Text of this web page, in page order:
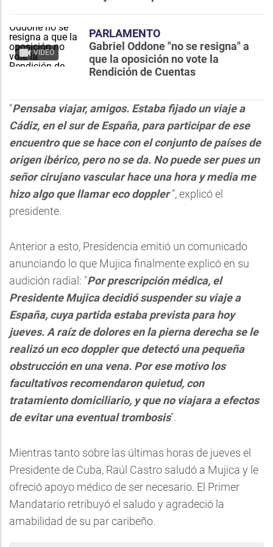
VIDEO
PARLAMENTO
Gabriel Oddone "no se resigna" a
que la oposición no vote la
Rendición de Cuentas
“Pensaba viajar, amigos. Estaba fijado un viaje a
Cádiz, en el sur de España, para participar de ese
encuentro que se hace con el conjunto de países de
origen ibérico, pero no se da. No puede ser pues un
señor cirujano vascular hace una hora y media me
hizo algo que llamar eco doppler”, explicó el
presidente.
Anterior a esto, Presidencia emitió un comunicado
anunciando lo que Mujica finalmente explicó en su
audición radial: "Por prescripción médica, el
Presidente Mujica decidió suspender su viaje a
España, cuya partida estaba prevista para hoy
jueves. A raíz de dolores en la pierna derecha se le
realizó un eco doppler que detectó una pequeña
obstrucción en una vena. Por ese motivo los
facultativos recomendaron quietud, con
tratamiento domiciliario, y que no viajara a efectos
de evitar una eventual trombosis".
Mientras tanto sobre las últimas horas de jueves el
Presidente de Cuba, Raúl Castro saludó a Mujica y le
ofreció apoyo médico de ser necesario. El Primer
Mandatario retribuyó el saludo y agradeció la
amabilidad de su par caribeño.